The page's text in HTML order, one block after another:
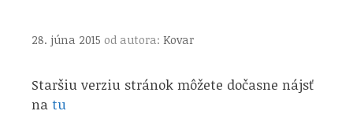
28. júna 2015 od autora: Kovar
Staršiu verziu stránok môžete dočasne nájsť
na tu